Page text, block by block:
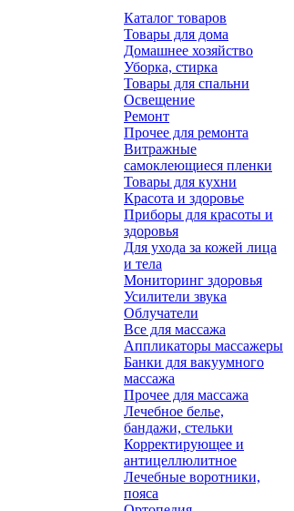
Каталог товаров
Товары для дома
Домашнее хозяйство
Уборка, стирка
Товары для спальни
Освещение
Ремонт
Прочее для ремонта
Витражные
самоклеющиеся пленки
Товары для кухни
Красота и здоровье
Приборы для красоты и
здоровья
Для ухода за кожей лица
и тела
Мониторинг здоровья
Усилители звука
Облучатели
Все для массажа
Аппликаторы массажеры
Банки для вакуумного
массажа
Прочее для массажа
Лечебное белье,
бандажи, стельки
Корректирующее и
антицеллюлитное
Лечебные воротники,
пояса